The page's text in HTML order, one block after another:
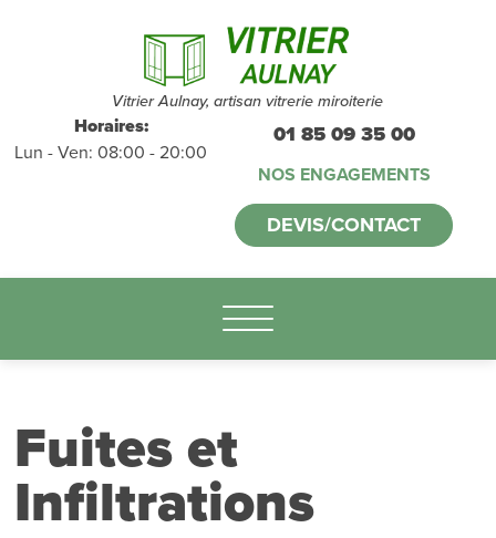
Vitrier Aulnay, artisan vitrerie miroiterie
Horaires:
Lun - Ven: 08:00 - 20:00
01 85 09 35 00
NOS ENGAGEMENTS
DEVIS/CONTACT
déplacements
gratuitssans
engagement
appelez-nous :
01.85.09.35.00
Fuites et
Infiltrations